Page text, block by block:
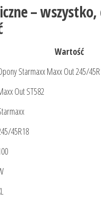
– wszystko,
Wartość
Starmaxx Maxx Out 245/
Out ST582
45R18